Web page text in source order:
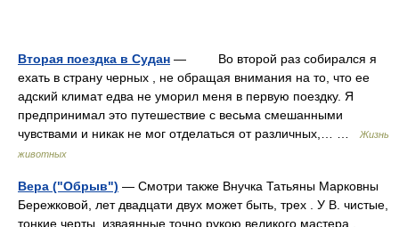
Вторая поездка в Судан — Во второй раз собирался я
ехать в страну черных , не обращая внимания на то, что ее
адский климат едва не уморил меня в первую поездку. Я
предпринимал это путешествие с весьма смешанными
чувствами и никак не мог отделаться от различных,… …
Жизнь
животных
Вера ("Обрыв") — Смотри также Внучка Татьяны Марковны
Бережковой, лет двадцати двух может быть, трех . У В. чистые,
тонкие черты, изваянные точно рукою великого мастера .